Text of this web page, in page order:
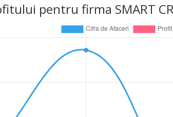
pentru firma SMART